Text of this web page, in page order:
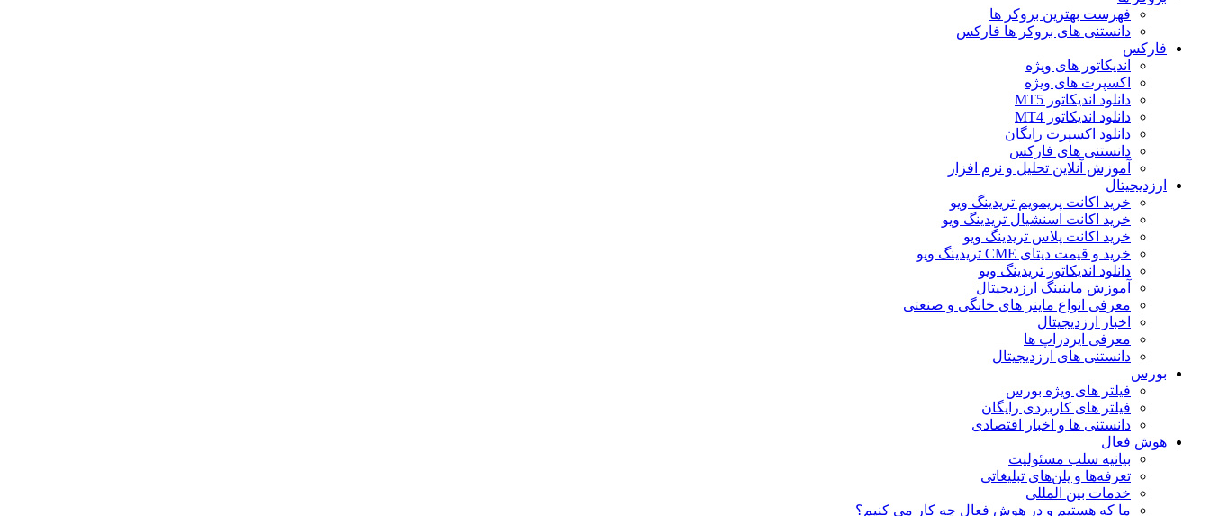
فهرست بهترین بروکر ها
دانستنی های بروکر ها فارکس
فارکس
اندیکاتور های ویژه
اکسپرت های ویژه
دانلود اندیکاتور MT5
دانلود اندیکاتور MT4
دانلود اکسپرت رایگان
دانستنی های فارکس
آموزش آنلاین تحلیل و نرم افزار
ارزدیجیتال
خرید اکانت پریمویم تریدینگ ویو
خرید اکانت اسنشیال تریدینگ ویو
خرید اکانت پلاس تریدینگ ویو
خرید و قیمت دیتای CME تریدینگ ویو
دانلود اندیکاتور تریدینگ ویو
آموزش ماینینگ ارزدیجیتال
معرفی انواع ماینر های خانگی و صنعتی
اخبار ارزدیجیتال
معرفی ایردراپ ها
دانستنی های ارزدیجیتال
بورس
فیلتر های ویژه بورس
فیلتر های کاربردی رایگان
دانستنی ها و اخبار اقتصادی
هوش فعال
بیانیه سلب مسئولیت
تعرفه‌ها و پلن‌های تبلیغاتی
خدمات بین المللی
ما که هستیم و در هوش فعال چه کار می کنیم؟